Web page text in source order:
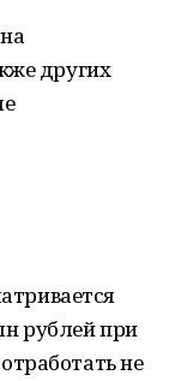
других
рублей при
не